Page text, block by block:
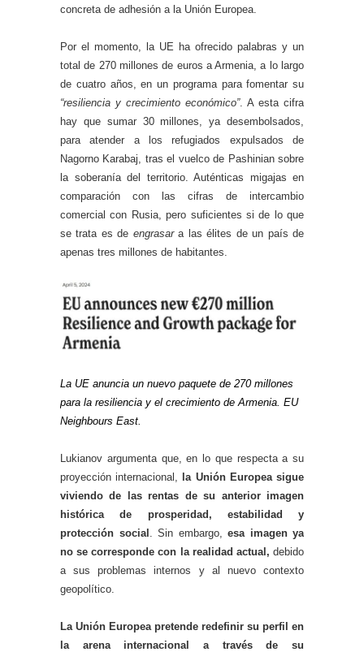
concreta de adhesión a la Unión Europea.
Por el momento, la UE ha ofrecido palabras y un
total de 270 millones de euros a Armenia, a lo largo
de cuatro años, en un programa para fomentar su
“resiliencia y crecimiento económico”. A esta cifra
hay que sumar 30 millones, ya desembolsados,
para atender a los refugiados expulsados de
Nagorno Karabaj, tras el vuelco de Pashinian sobre
la soberanía del territorio. Auténticas migajas en
comparación con las cifras de intercambio
comercial con Rusia, pero suficientes si de lo que
se trata es de engrasara las élites de un país de
apenas tres millones de habitantes.
La UE anuncia un nuevo paquete de 270 millones
para la resiliencia y el crecimiento de Armenia. EU
Neighbours East.
Lukianov argumenta que, en lo que respecta a su
proyección internacional,
la Unión Europea sigue
viviendo de las rentas de su anterior imagen
histórica de prosperidad, estabilidad y
protección social . Sin embargo, esa imagen ya
no se corresponde con la realidad actual, debido
a sus problemas internos y al nuevo contexto
geopolítico.
La Unión Europea pretende redefinir su perfil en
la arena internacional a través de su